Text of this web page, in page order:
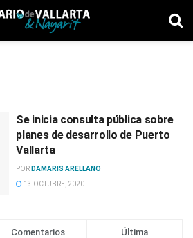
Se inicia consulta pública sobre
planes de desarrollo de Puerto
Vallarta
POR DAMARIS ARELLANO
13 OCTUBRE, 2020
Comentarios Última